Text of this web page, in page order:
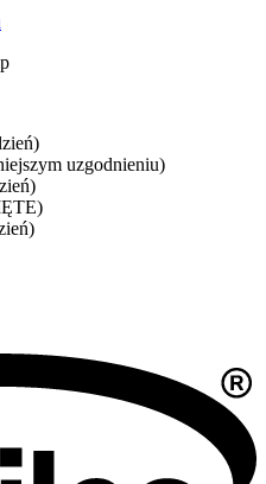
uzgodnieniu)